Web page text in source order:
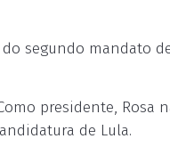
segundo mandato de
presidente, Rosa
de Lula.